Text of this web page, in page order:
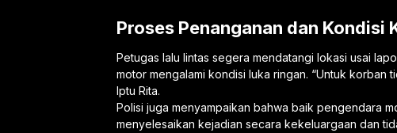
Proses Penanganan dan Kondisi
Petugas lalu lintas segera mendatangi lokasi usai
motor mengalami kondisi luka ringan. “Untuk korban
Iptu Rita.
Polisi juga menyampaikan bahwa baik pengendara
menyelesaikan kejadian secara kekeluargaan dan